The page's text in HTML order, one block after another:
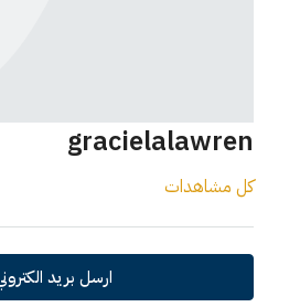
gracielalawren
كل مشاهدات
ارسل بريد الكتروني